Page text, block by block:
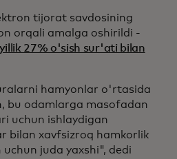
tijorat savdosining
orqali amalga oshirildi -
27% o'sish sur'ati bilan
hamyonlar o'rtasida
bu odamlarga masofadan
uchun ishlaydigan
bilan xavfsizroq hamkorlik
juda yaxshi", dedi